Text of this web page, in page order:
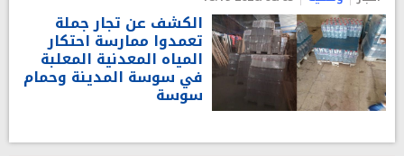
الكشف عن تجار جملة
تعمدوا ممارسة احتكار
المياه المعدنية المعلبة
في سوسة المدينة وحمام
سوسة